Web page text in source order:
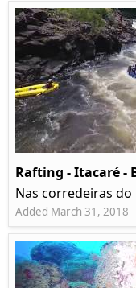
Rafting - Itacaré -
Nas corredeiras do
Added March 31, 2018